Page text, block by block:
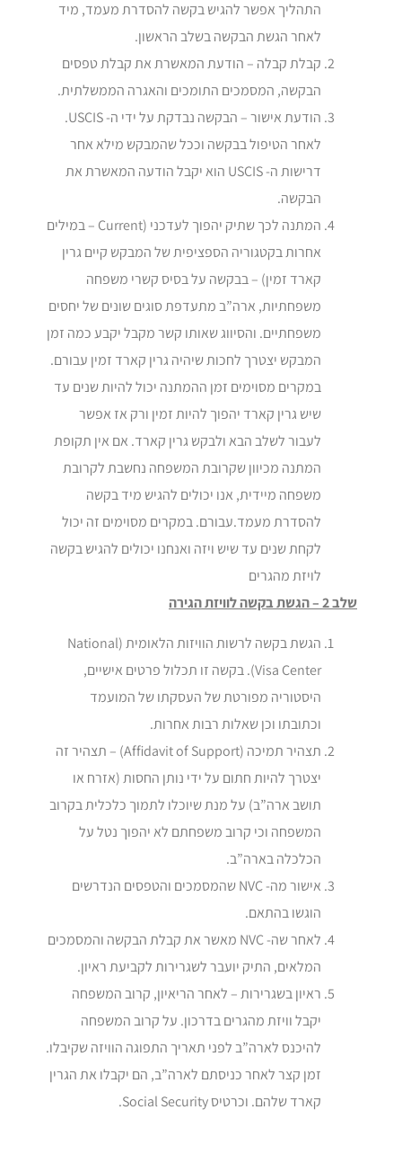
התהליך אפשר להגיש בקשה להסדרת מעמד, מיד
לאחר הגשת הבקשה בשלב הראשון.
קבלת קבלה – הודעת המאשרת את קבלת טפסים
הבקשה, המסמכים התומכים והאגרה הממשלתית.
הודעת אישור – הבקשה נבדקת על ידי ה- USCIS.
לאחר הטיפול בבקשה וככל שהמבקש מילא אחר
דרישות ה- USCIS הוא יקבל הודעה המאשרת את
הבקשה.
המתנה לכך שתיק יהפוך לעדכני (Current – במילים
אחרות בקטגוריה הספציפית של המבקש קיים גרין
קארד זמין) – בבקשה על בסיס קשרי משפחה
משפחתיות, ארה”ב מתעדפת סוגים שונים של יחסים
משפחתיים. והסיווג שאותו קשר מקבל יקבע כמה זמן
המבקש יצטרך לחכות שיהיה גרין קארד זמין עבורם.
במקרים מסוימים זמן ההמתנה יכול להיות שנים עד
שיש גרין קארד יהפוך להיות זמין ורק אז אפשר
לעבור לשלב הבא ולבקש גרין קארד. אם אין תקופת
המתנה מכיוון שקרובת המשפחה נחשבת לקרובת
משפחה מיידית, אנו יכולים להגיש מיד בקשה
להסדרת מעמד.עבורם. במקרים מסוימים זה יכול
לקחת שנים עד שיש ויזה ואנחנו יכולים להגיש בקשה
לויזת מהגרים
שלב 2 – הגשת בקשה לוויזת הגירה
הגשת בקשה לרשות הוויזות הלאומית (National
Visa Center). בקשה זו תכלול פרטים אישיים,
היסטוריה מפורטת של העסקתו של המועמד
וכתובתו וכן שאלות רבות אחרות.
תצהיר תמיכה (Affidavit of Support) – תצהיר זה
יצטרך להיות חתום על ידי נותן החסות (אזרח או
תושב ארה”ב) על מנת שיוכלו לתמוך כלכלית בקרוב
המשפחה וכי קרוב משפחתם לא יהפוך נטל על
הכלכלה בארה”ב.
אישור מה- NVC שהמסמכים והטפסים הנדרשים
הוגשו בהתאם.
לאחר שה- NVC מאשר את קבלת הבקשה והמסמכים
המלאים, התיק יועבר לשגרירות לקביעת ראיון.
ראיון בשגרירות – לאחר הריאיון, קרוב המשפחה
יקבל וויזת מהגרים בדרכון. על קרוב המשפחה
להיכנס לארה”ב לפני תאריך התפוגה הוויזה שקיבלו.
זמן קצר לאחר כניסתם לארה”ב, הם יקבלו את הגרין
קארד שלהם. וכרטיס Social Security.